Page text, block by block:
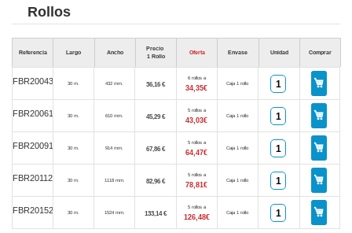
Rollos
Referencia Largo Ancho
Precio
1 Rollo
Oferta Envase Unidad Comprar
FBR20043 30 m. 432 mm. 36,16 €
6 rollos a
34,35€
Caja 1 rollo
FBR20061 30 m. 610 mm. 45,29 €
5 rollos a
43,03€
Caja 1 rollo
FBR20091 30 m. 914 mm. 67,86 €
5 rollos a
64,47€
Caja 1 rollo
FBR20112 30 m. 1118 mm. 82,96 €
5 rollos a
78,81€
Caja 1 rollo
FBR20152 30 m. 1524 mm. 133,14 €
5 rollos a
126,48€
Caja 1 rollo